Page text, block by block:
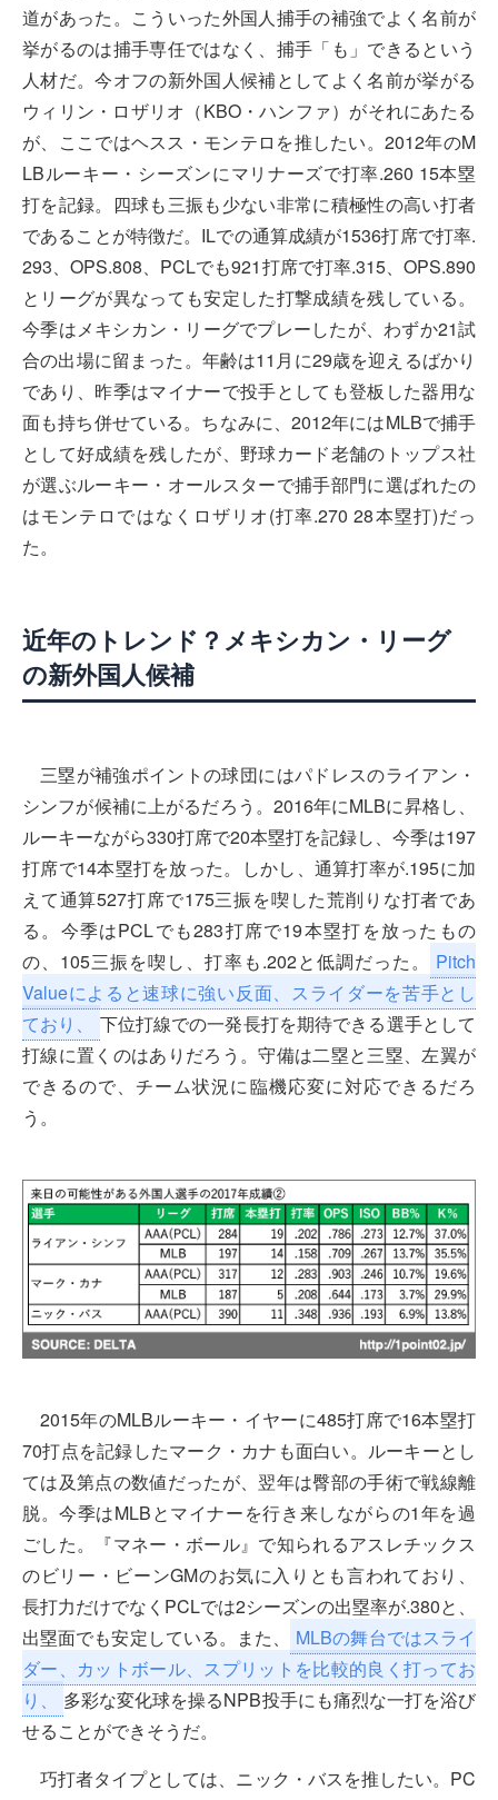
道があった。こういった外国人捕手の補強でよく名前が
挙がるのは捕手専任ではなく、捕手「も」できるという
人材だ。今オフの新外国人候補としてよく名前が挙がる
ウィリン・ロザリオ（KBO・ハンファ）がそれにあたる
が、ここではヘスス・モンテロを推したい。2012年のM
LBルーキー・シーズンにマリナーズで打率.260 15本塁
打を記録。四球も三振も少ない非常に積極性の高い打者
であることが特徴だ。ILでの通算成績が1536打席で打率.
293、OPS.808、PCLでも921打席で打率.315、OPS.890
とリーグが異なっても安定した打撃成績を残している。
今季はメキシカン・リーグでプレーしたが、わずか21試
合の出場に留まった。年齢は11月に29歳を迎えるばかり
であり、昨季はマイナーで投手としても登板した器用な
面も持ち併せている。ちなみに、2012年にはMLBで捕手
として好成績を残したが、野球カード老舗のトップス社
が選ぶルーキー・オールスターで捕手部門に選ばれたの
はモンテロではなくロザリオ(打率.270 28本塁打)だっ
た。
近年のトレンド？メキシカン・リーグ
の新外国人候補
三塁が補強ポイントの球団にはパドレスのライアン・
シンフが候補に上がるだろう。2016年にMLBに昇格し、
ルーキーながら330打席で20本塁打を記録し、今季は197
打席で14本塁打を放った。しかし、通算打率が.195に加
えて通算527打席で175三振を喫した荒削りな打者であ
る。今季はPCLでも283打席で19本塁打を放ったもの
の、105三振を喫し、打率も.202と低調だった。
Pitch
Valueによると速球に強い反面、スライダーを苦手とし
ており、
下位打線での一発長打を期待できる選手として
打線に置くのはありだろう。守備は二塁と三塁、左翼が
できるので、チーム状況に臨機応変に対応できるだろ
う。
2015年のMLBルーキー・イヤーに485打席で16本塁打
70打点を記録したマーク・カナも面白い。ルーキーとし
ては及第点の数値だったが、翌年は臀部の手術で戦線離
脱。今季はMLBとマイナーを行き来しながらの1年を過
ごした。『マネー・ボール』で知られるアスレチックス
のビリー・ビーンGMのお気に入りとも言われており、
長打力だけでなくPCLでは2シーズンの出塁率が.380と、
出塁面でも安定している。また、
MLBの舞台ではスライ
ダー、カットボール、スプリットを比較的良く打ってお
り、
多彩な変化球を操るNPB投手にも痛烈な一打を浴び
せることができそうだ。
巧打者タイプとしては、ニック・バスを推したい。PC